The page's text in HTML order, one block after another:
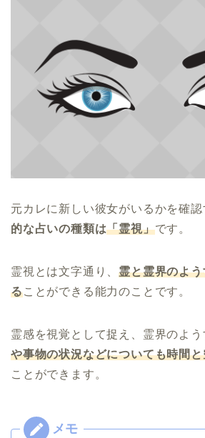
元カレに新しい彼女がいるかを確認
的な占いの種類は「霊視」です。
霊視とは文字通り、霊と霊界のよ
ることができる能力のことです。
霊感を視覚として捉え、霊界のよ
や事物の状況などについても時間
ことができます。